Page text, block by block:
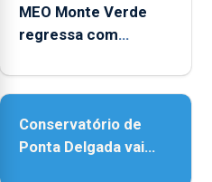
MEO Monte Verde
regressa com
acessibilidade
Conservatório de
Ponta Delgada vai